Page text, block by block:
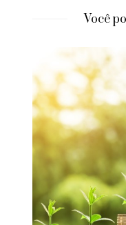
Você